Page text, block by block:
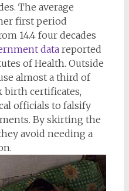
The average
first period
14.4 four decades
datareported
of Health. Outside
almost a third of
birth certificates,
officials to falsify
By skirting the
avoid needing a